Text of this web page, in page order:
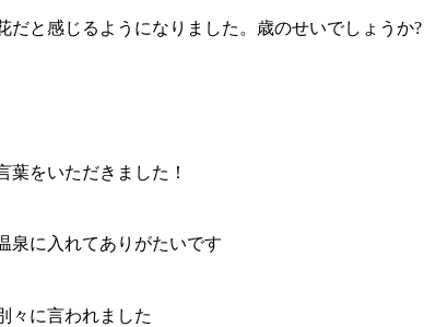
だと感じるようになりました。歳のせいでしょうか?
葉をいただきました！
泉に入れてありがたいです
々に言われました